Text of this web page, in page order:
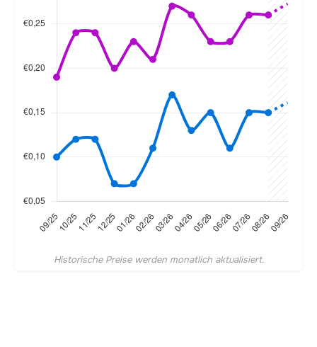
Historische Preise werden monatlich aktualisiert.